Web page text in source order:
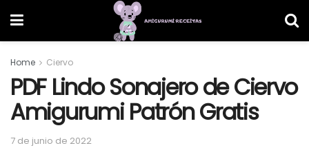
Home Ciervo
PDF Lindo Sonajero de Ciervo
Amigurumi Patrón Gratis
7 de junio de 2022